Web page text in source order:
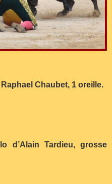
Chaubet, 1 oreille.
Tardieu, grosse